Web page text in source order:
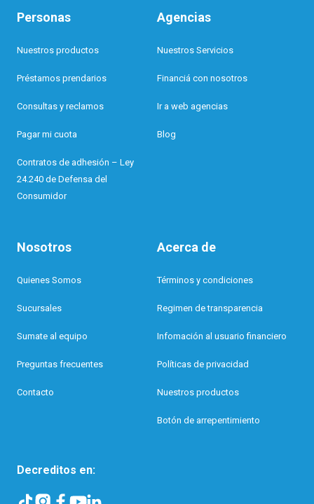
Personas
Nuestros productos
Préstamos prendarios
Consultas y reclamos
Pagar mi cuota
Contratos de adhesión – Ley
24.240 de Defensa del
Consumidor
Agencias
Nuestros Servicios
Financiá con nosotros
Ir a web agencias
Blog
Nosotros
Quienes Somos
Sucursales
Sumate al equipo
Preguntas frecuentes
Contacto
Acerca de
Términos y condiciones
Regimen de transparencia
Infomación al usuario financiero
Políticas de privacidad
Nuestros productos
Botón de arrepentimiento
Decreditos en: